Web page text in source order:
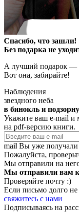
Спасибо, что зашли!
Без подарка не
А лучший подарок —
Вот она, забирайте!
Наблюдения
звездного неба
в бинокль и
Укажите ваш e-mail
на pdf-версию книги.
mail Вы уже получали
Пожалуйста,
Мы отправили на
Мы отправили вам
Проверяйте почту :)
Если письмо долго не
свяжитесь с нами
Подписываясь на